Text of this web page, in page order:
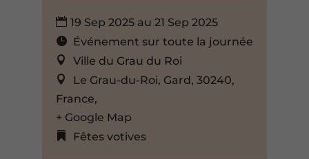
19 Sep 2025 au 21 Sep 2025
Événement sur toute la journée
Ville du Grau du Roi
Le Grau-du-Roi, Gard, 30240,
France,
+ Google Map
Fêtes votives